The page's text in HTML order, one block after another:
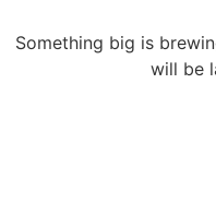
Something big is
will be